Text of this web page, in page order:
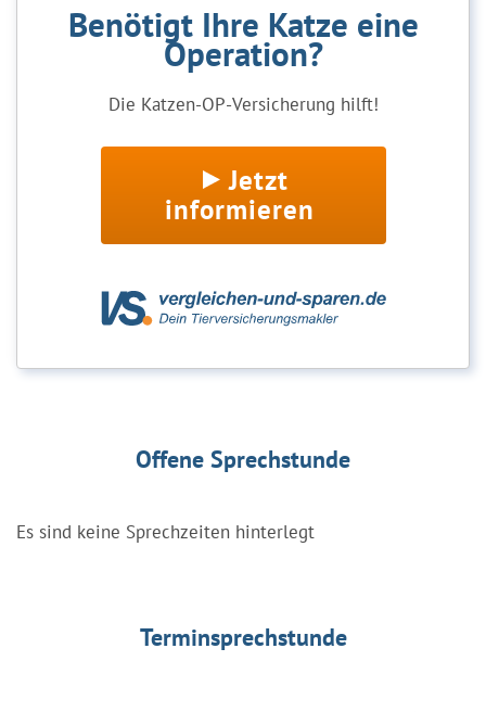
Benötigt Ihre Katze eine
Operation?
Die Katzen-OP-Versicherung hilft!
Jetzt
informieren
Offene Sprechstunde
Es sind keine Sprechzeiten hinterlegt
Terminsprechstunde